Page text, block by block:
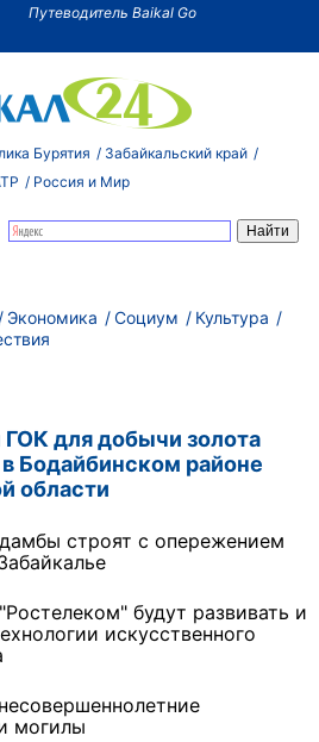
Путеводитель Baikal Go
Бурятия
Забайкальский край
Россия и Мир
Экономика Социум
Культура
для добычи золота
Бодайбинском районе
области
строят с опережением
будут развивать и
искусственного
могилы